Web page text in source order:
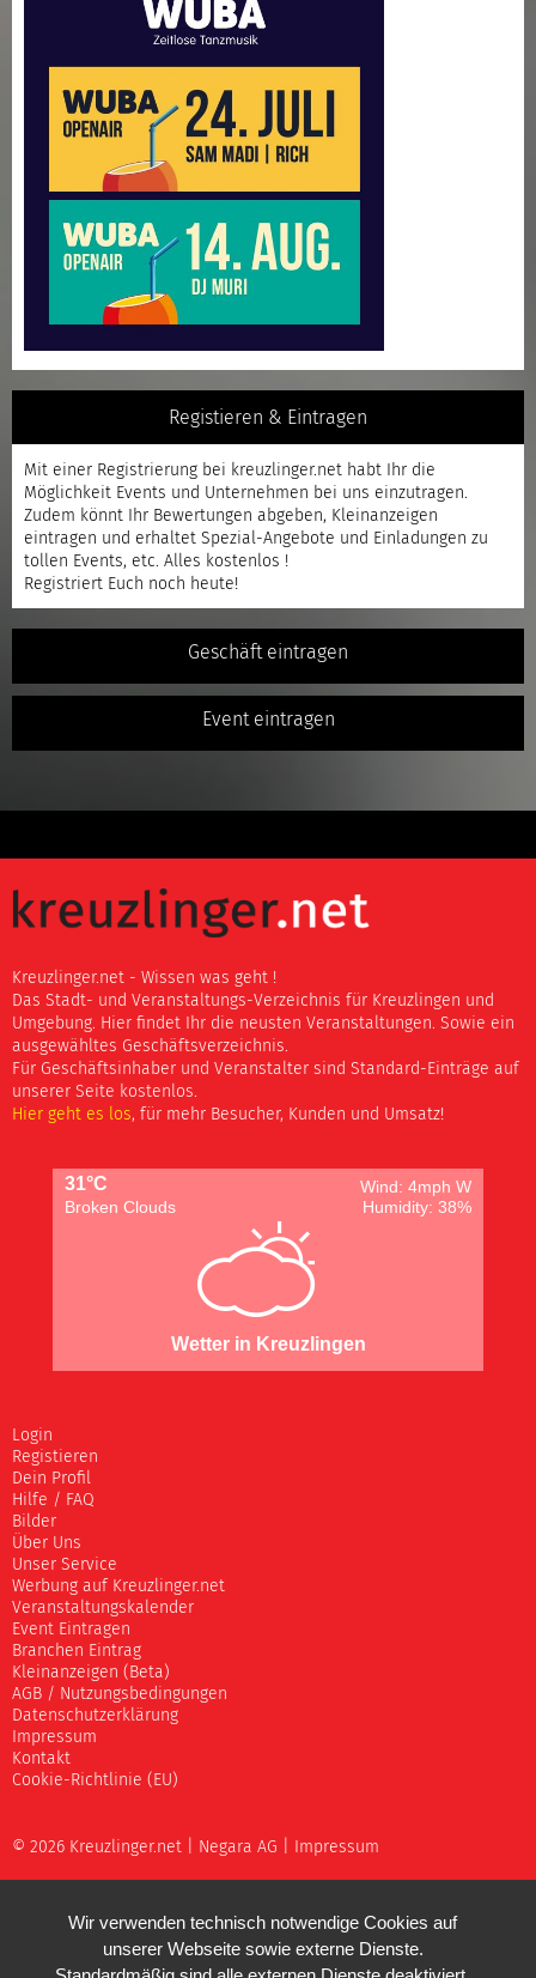
Registieren & Eintragen
Mit einer Registrierung bei kreuzlinger.net habt Ihr die
Möglichkeit Events und Unternehmen bei uns einzutragen.
Zudem könnt Ihr Bewertungen abgeben, Kleinanzeigen
eintragen und erhaltet Spezial-Angebote und Einladungen zu
tollen Events, etc. Alles kostenlos !
Registriert Euch noch heute!
Geschäft eintragen
Event eintragen
Kreuzlinger.net - Wissen was geht !
Das Stadt- und Veranstaltungs-Verzeichnis für Kreuzlingen und
Umgebung. Hier findet Ihr die neusten Veranstaltungen. Sowie ein
ausgewähltes Geschäftsverzeichnis.
Für Geschäftsinhaber und Veranstalter sind Standard-Einträge auf
unserer Seite kostenlos.
Hier geht es los, für mehr Besucher, Kunden und Umsatz!
31°C
Wind: 4mph W
Broken Clouds
Humidity: 38%
Wetter in Kreuzlingen
Login
Registieren
Dein Profil
Hilfe / FAQ
Bilder
Über Uns
Unser Service
Werbung auf Kreuzlinger.net
Veranstaltungskalender
Event Eintragen
Branchen Eintrag
Kleinanzeigen (Beta)
AGB / Nutzungsbedingungen
Datenschutzerklärung
Impressum
Kontakt
Cookie-Richtlinie (EU)
© 2026 Kreuzlinger.net | Negara AG Impressum
Wir verwenden technisch notwendige Cookies auf
unserer Webseite sowie externe Dienste.